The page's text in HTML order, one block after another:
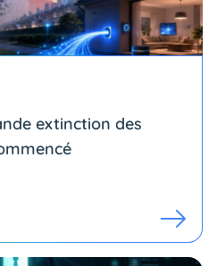
extinction des